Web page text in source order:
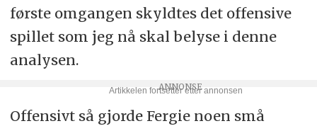
første omgangen skyldtes det offensive
spillet som jeg nå skal belyse i denne
analysen.
Offensivt så gjorde Fergie noen små